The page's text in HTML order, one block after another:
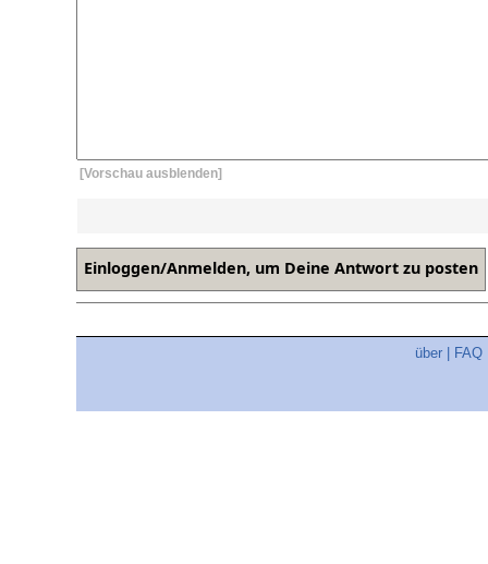
[Vorschau ausblenden]
über FAQ